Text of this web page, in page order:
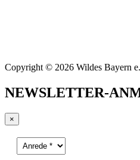
Copyright © 2026 Wildes Bayern
NEWSLETTER-
×